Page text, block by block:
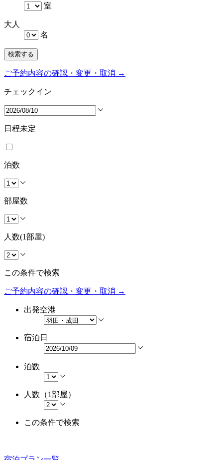
室
大人
名
検索する
ご予約内容の確認・変更・取消 →
チェックイン
日程未定
泊数
部屋数
人数(1部屋)
この条件で検索
ご予約内容の確認・変更・取消 →
出発空港
宿泊日
泊数
人数（1部屋）
この条件で検索